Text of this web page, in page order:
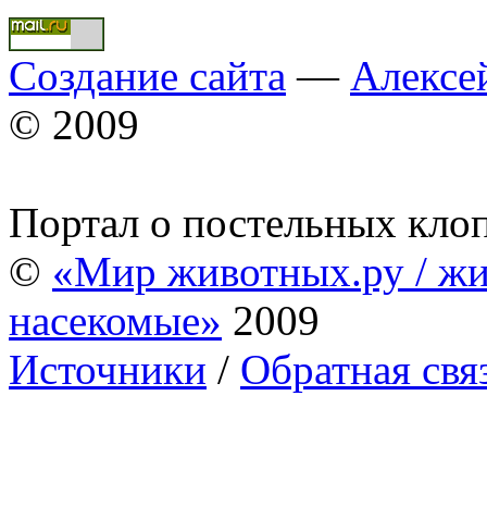
Создание сайта —
© 2009
Портал о постельных
© «Мир животных.ру /
насекомые» 2009
Источники / Обратная